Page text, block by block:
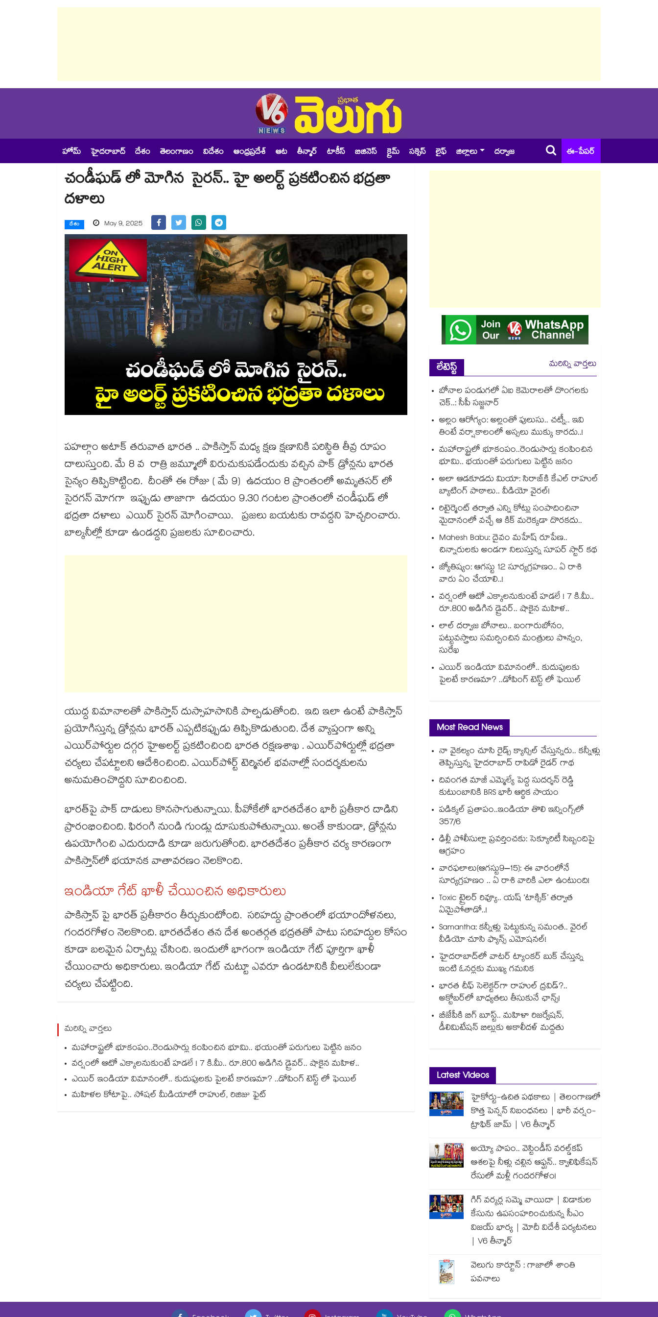
హోమ్ హైదరాబాద్ దేశం తెలంగాణం విదేశం ఆంధ్రప్రదేశ్ ఆట తీన్మార్ టాకీస్ బిజినెస్ క్రైమ్ సక్సెస్ లైఫ్ జిల్లాలు దర్వాజ ఈ-పేపర్
చండీఘడ్​ లో మోగిన ​ సైరన్​.. హై అలర్ట్​ ప్రకటించిన భద్రతా
దళాలు
దేశం May 9, 2025
పహల్గాం అటాక్​ తరువాత భారత .. పాకిస్తాన్​ మధ్య క్షణ క్షణానికి పరిస్థితి తీవ్ర రూపం
దాలుస్తుంది. మే 8 వ రాత్రి జమ్మూలో విరుచుకుపడేందుకు వచ్చిన పాక్​ డ్రోన్లను భారత
సైన్యం తిప్పికొట్టింది. దీంతో ఈ రోజు ( మే 9) ఉదయం 8 ప్రాంతంలో అమృతసర్​ లో
సైరగన్​ మోగగా ఇప్పుడు తాజాగా ఉదయం 9.30 గంటల ప్రాంతంలో చండీఘడ్​ లో
భద్రతా దళాలు ఎయిర్​ సైరన్​ మోగించాయి. ప్రజలు బయటకు రావద్దని హెచ్చరించారు.
బాల్కనీల్లో కూడా ఉండద్దని ప్రజలకు సూచించారు.
యుద్ద విమానాలతో పాకిస్తాన్​ దుస్సాహసానికి పాల్పడుతోంది. ఇది ఇలా ఉంటే పాకిస్తాన్​
ప్రయోగిస్తున్న డ్రోన్లను భారత్​ ఎప్పటికప్పుడు తిప్పికొడుతుంది. దేశ వ్యాప్తంగా అన్ని
ఎయిర్‌పోర్టుల దగ్గర హైఅలర్ట్‌ ప్రకటించింది భారత రక్షణశాఖ . ఎయిర్‌పోర్టుల్లో భద్రతా
చర్యలు చేపట్టాలని ఆదేశించింది. ఎయిర్‌పోర్ట్‌ టెర్మినల్‌ భవనాల్లో సందర్శకులను
అనుమతించొద్దని సూచించింది.
భారత్‌పై పాక్ దాడులు కొనసాగుతున్నాయి. పీవోకేలో భారతదేశం భారీ ప్రతీకార దాడిని
ప్రారంభించింది. ఫిరంగి నుండి గుండ్లు దూసుకుపోతున్నాయి. అంతే కాకుండా, డ్రోన్లను
ఉపయోగించి ఎదురుదాడి కూడా జరుగుతోంది. భారతదేశం ప్రతీకార చర్య కారణంగా
పాకిస్తాన్‌లో భయానక వాతావరణం నెలకొంది.
ఇండియా గేట్ ఖాళీ చేయించిన అధికారులు
పాకిస్తాన్ పై భారత్ ప్రతీకారం తీర్చుకుంటోంది. సరిహద్దు ప్రాంతంలో భయాందోళనలు,
గందరగోళం నెలకొంది. భారతదేశం తన దేశ అంతర్గత భద్రతతో పాటు సరిహద్దుల కోసం
కూడా బలమైన ఏర్పాట్లు చేసింది. ఇందులో భాగంగా ఇండియా గేట్ పూర్తిగా ఖాళీ
చేయించారు అధికారులు. ఇండియా గేట్ చుట్టూ ఎవరూ ఉండటానికి వీలులేకుండా
చర్యలు చేపట్టింది.
మరిన్ని వార్తలు
మహారాష్ట్రలో భూకంపం..రెండుసార్లు కంపించిన భూమి.. భయంతో పరుగులు పెట్టిన జనం
వర్షంలో ఆటో ఎక్కాలనుకుంటే హడలే ! 7 కి.మీ.. రూ.800 అడిగిన డ్రైవర్.. షాకైన మహిళ..
ఎయిర్ ఇండియా విమానంలో.. కుదుపులకు పైలటే కారణమా? ..డోపింగ్ టెస్ట్ లో ఫెయిల్
మహిళల కోటాపై.. సోషల్ మీడియాలో రాహుల్, రిజిజు ఫైట్
లేటెస్ట్
మరిన్ని వార్తలు
బోనాల పండుగలో ఏఐ కెమెరాలతో దొంగలకు
చెక్..: సీపీ సజ్జనార్
అల్లం ఆరోగ్యం: అల్లంతో పులుసు.. చట్నీ.. ఇవి
తింటే వర్షాకాలంలో అస్సలు ముక్కు కారదు..!
మహారాష్ట్రలో భూకంపం..రెండుసార్లు కంపించిన
భూమి.. భయంతో పరుగులు పెట్టిన జనం
అలా ఆడకూడదు మియా: సిరాజ్‌కి కేఎల్ రాహుల్
బ్యాటింగ్ పాఠాలు.. వీడియో వైరల్!
రిటైర్మెంట్ తర్వాత ఎన్ని కోట్లు సంపాదించినా
మైదానంలో వచ్చే ఆ కిక్ మరెక్కడా దొరకదు..
Mahesh Babu: దైవం మహేష్ రూపేణ..
చిన్నారులకు అండగా నిలుస్తున్న సూపర్ స్టార్ కథ
జ్యోతిష్యం: ఆగస్టు 12 సూర్యగ్రహణం.. ఏ రాశి
వారు ఏం చేయాలి..!
వర్షంలో ఆటో ఎక్కాలనుకుంటే హడలే ! 7 కి.మీ..
రూ.800 అడిగిన డ్రైవర్.. షాకైన మహిళ..
లాల్ దర్వాజ బోనాలు.. బంగారుబోనం,
పట్టువస్త్రాలు సమర్పించిన మంత్రులు పొన్నం,
సురేఖ
ఎయిర్ ఇండియా విమానంలో.. కుదుపులకు
పైలటే కారణమా? ..డోపింగ్ టెస్ట్ లో ఫెయిల్
Most Read News
నా వైకల్యం చూసి రైడ్స్ క్యాన్సిల్ చేస్తున్నరు.. కన్నీళ్లు
తెప్పిస్తున్న హైదరాబాద్ రాపిడో రైడర్ గాథ
దివంగత మాజీ ఎమ్మెల్యే పెద్ద సుదర్శన్ రెడ్డి
కుటుంబానికి BRS భారీ ఆర్థిక సాయం
పడిక్కల్‌‌ ప్రతాపం..ఇండియా తొలి ఇన్నింగ్స్‌‌లో
357/6
ఢిల్లీ పోలీసుల్లా ప్రవర్తించకు: సెక్యూరిటీ సిబ్బందిపై
ఆగ్రహం
వారఫలాలు(ఆగస్టు9–15): ఈ వారంలోనే
సూర్యగ్రహణం .. ఏ రాశి వారికి ఎలా ఉంటుంది!
Toxic ట్రైలర్ రివ్యూ.. యష్ ‘టాక్సిక్’ తర్వాత
ఏమైపోతాడో..!
Samantha: కన్నీళ్లు పెట్టుకున్న సమంత.. వైరల్
వీడియో చూసి ఫ్యాన్స్ ఎమోషనల్!
హైదరాబాద్⁪లో వాటర్ ట్యాంకర్ బుక్ చేస్తున్న
ఇంటి ఓనర్లకు ముఖ్య గమనిక
భారత చీఫ్ సెలెక్టర్⁬గా రాహుల్ ద్రవిడ్?..
అక్టోబర్‌లో బాధ్యతలు తీసుకునే ఛాన్స్!
బీజేపీకి బిగ్ బూస్ట్.. మహిళా రిజర్వేషన్,
డీలిమిటేషన్ బిల్లుకు అకాలీదళ్ మద్దతు
Latest Videos
హైకోర్టు-ఉచిత పథకాలు | తెలంగాణలో
కొత్త పెన్షన్ నిబంధనలు | భారీ వర్షం-
ట్రాఫిక్ జామ్ | V6 తీన్మార్
అయ్యో పాపం.. వెస్టిండీస్ వరల్డ్‌కప్
ఆశలపై నీళ్లు చల్లిన ఆఫ్ఘన్.. క్వాలిఫికేషన్
రేసులో మళ్లీ గందరగోళం!
గిగ్ వర్కర్ల సమ్మె వాయిదా | విడాకుల
కేసును ఉపసంహరించుకున్న సీఎం
విజయ్ భార్య | మోదీ విదేశీ పర్యటనలు
| V6 తీన్మార్
వెలుగు కార్టూన్ : గాజాలో శాంతి
పవనాలు